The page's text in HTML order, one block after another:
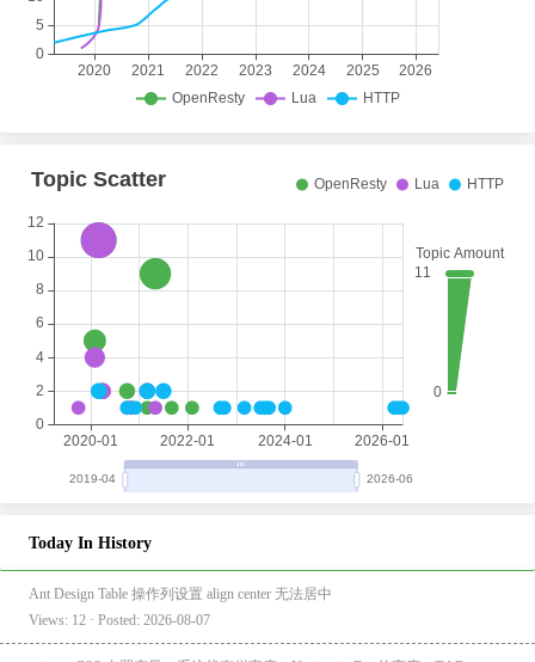
Today In History
Ant Design Table 操作列设置 align center 无法居中
Views: 12 · Posted: 2026-08-07